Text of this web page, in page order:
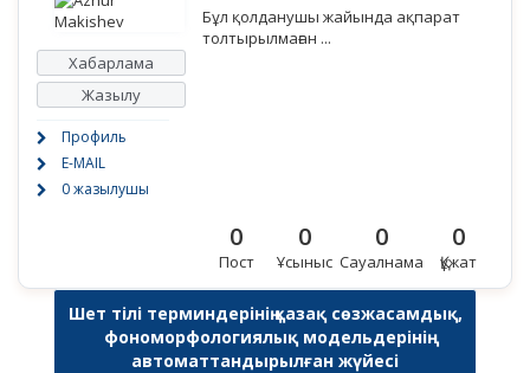
Хабарлама
Жазылу
Профиль
E-MAIL
0 жазылушы
Бұл қолданушы жайында ақпарат
толтырылмаған ...
0
Пост
0
Ұсыныс
0
Сауалнама
0
Құжат
Шет тілі терминдерінің қазақ сөзжасамдық,
фономорфологиялық модельдерінің
автоматтандырылған жүйесі